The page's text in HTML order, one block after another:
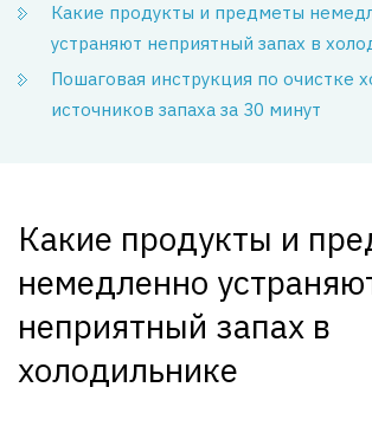
Какие продукты и предметы
устраняют неприятный запах в
Пошаговая инструкция по очистке
источников запаха за 30 минут
Какие продукты и
немедленно
неприятный запах в
холодильнике